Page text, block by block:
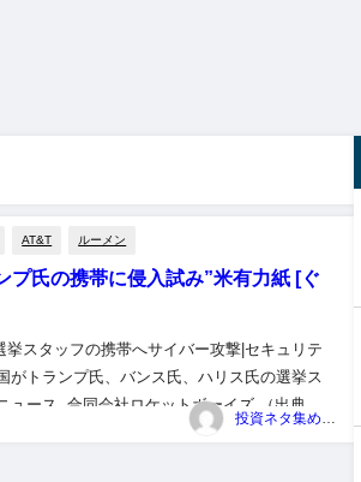
AT&T ルーメン
プ氏の携帯に侵入試み”米有力紙 [ぐ
スタッフの携帯へサイバー攻撃|セキュリテ
がトランプ氏、バンス氏、ハリス氏の選挙ス
ュース 合同会社ロケットボーイズ （出典：
団がトランプ氏の携帯に...
投資ネタ集めておいたのだ！管理人